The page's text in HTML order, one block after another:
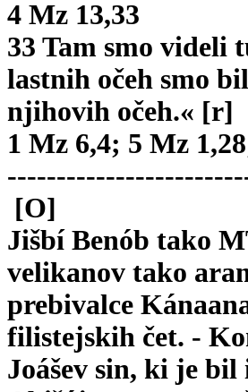
4 Mz 13,33
33 Tam smo videli
lastnih očeh smo
njihovih očeh.« [r]
1 Mz 6,4; 5 Mz
[O]
Jišbí Benób tako
velikanov tako
prebivalce
filistejskih čet. -
Joášev sin, ki je